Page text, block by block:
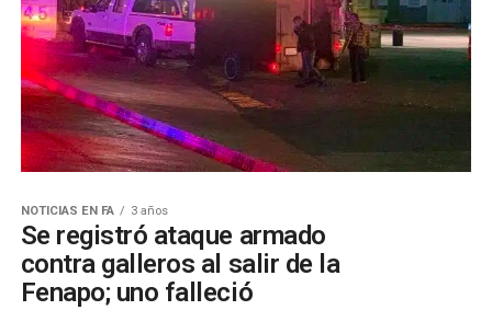
NOTICIAS EN FA 3 años
Se registró ataque armado
contra galleros al salir de la
Fenapo; uno falleció